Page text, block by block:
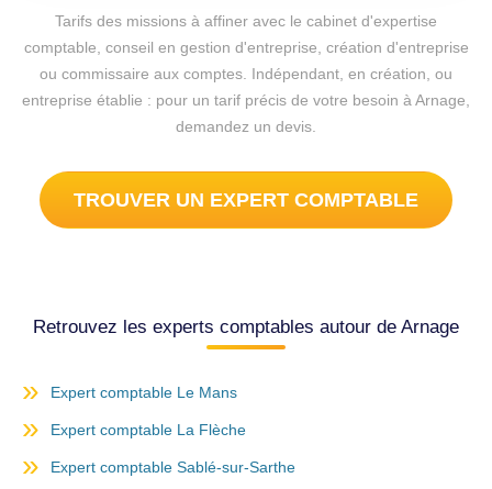
Tarifs des missions à affiner avec le cabinet d'expertise
comptable, conseil en gestion d'entreprise, création d'entreprise
ou commissaire aux comptes. Indépendant, en création, ou
entreprise établie : pour un tarif précis de votre besoin à Arnage,
demandez un devis.
TROUVER UN EXPERT COMPTABLE
Retrouvez les experts comptables autour de Arnage
Expert comptable Le Mans
Expert comptable La Flèche
Expert comptable Sablé-sur-Sarthe